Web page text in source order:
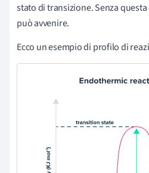
stato di transizione. Senza
può avvenire.
Ecco un esempio di profilo di